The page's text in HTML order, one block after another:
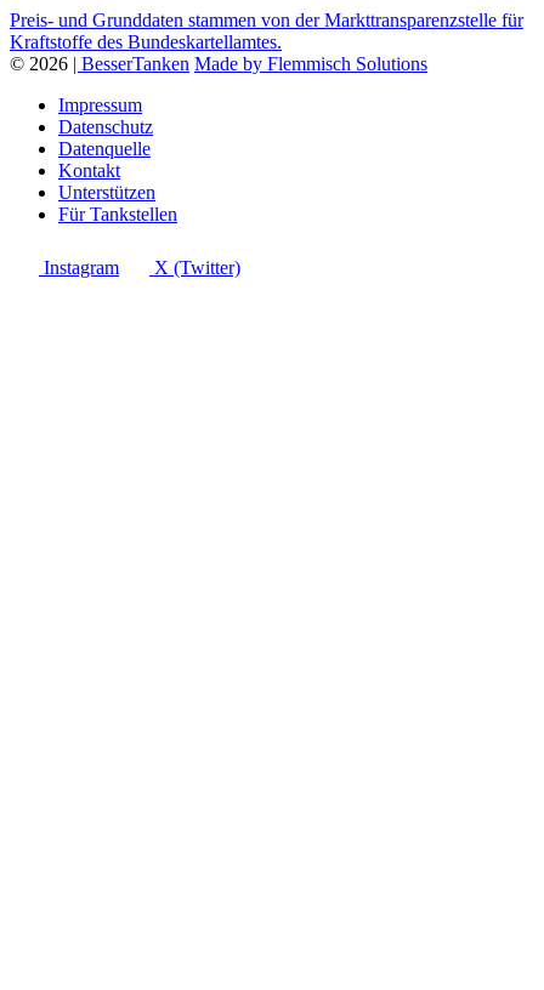
Preis- und Grunddaten stammen von der Markttransparenzstelle für
Kraftstoffe des Bundeskartellamtes.
© 2026 | BesserTanken Made by Flemmisch Solutions
Impressum
Datenschutz
Datenquelle
Kontakt
Unterstützen
Für Tankstellen
Instagram X (Twitter)